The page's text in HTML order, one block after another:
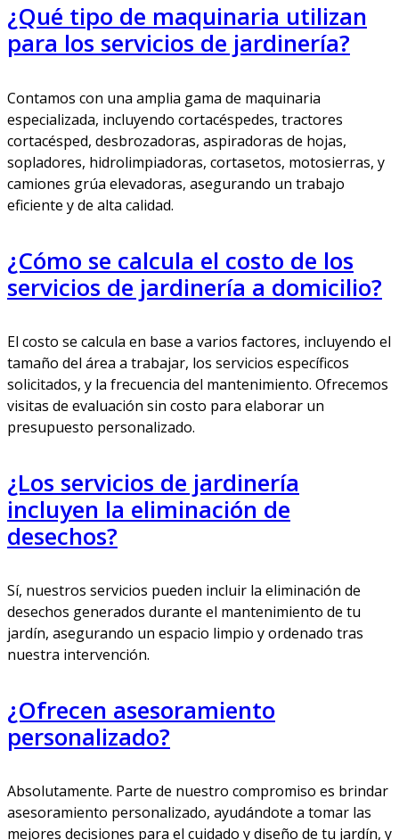
¿Qué tipo de maquinaria utilizan
para los servicios de jardinería?
Contamos con una amplia gama de maquinaria
especializada, incluyendo cortacéspedes, tractores
cortacésped, desbrozadoras, aspiradoras de hojas,
sopladores, hidrolimpiadoras, cortasetos, motosierras, y
camiones grúa elevadoras, asegurando un trabajo
eficiente y de alta calidad.
¿Cómo se calcula el costo de los
servicios de jardinería a domicilio?
El costo se calcula en base a varios factores, incluyendo el
tamaño del área a trabajar, los servicios específicos
solicitados, y la frecuencia del mantenimiento. Ofrecemos
visitas de evaluación sin costo para elaborar un
presupuesto personalizado.
¿Los servicios de jardinería
incluyen la eliminación de
desechos?
Sí, nuestros servicios pueden incluir la eliminación de
desechos generados durante el mantenimiento de tu
jardín, asegurando un espacio limpio y ordenado tras
nuestra intervención.
¿Ofrecen asesoramiento
personalizado?
Absolutamente. Parte de nuestro compromiso es brindar
asesoramiento personalizado, ayudándote a tomar las
mejores decisiones para el cuidado y diseño de tu jardín, y